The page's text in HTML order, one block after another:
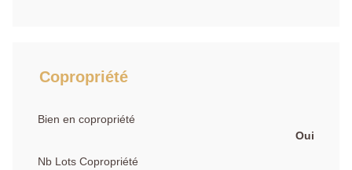
Copropriété
Bien en copropriété
Oui
Nb Lots Copropriété